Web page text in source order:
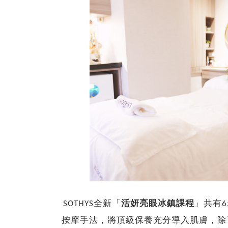
SOTHYS全新「活妍亮眼冰鎮課程 」共有
按摩手法，將頂級保養充分導入肌膚，